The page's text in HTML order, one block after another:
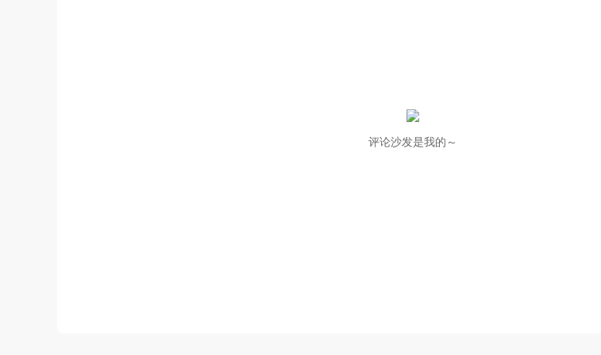
评论沙发是我的～